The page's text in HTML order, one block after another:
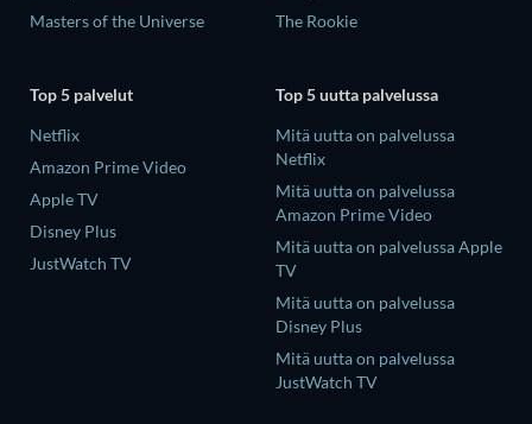
Masters of the Universe
The Rookie
Top 5 palvelut
Netflix
Amazon Prime Video
Apple TV
Disney Plus
JustWatch TV
Top 5 uutta palvelussa
Mitä uutta on palvelussa
Netflix
Mitä uutta on palvelussa
Amazon Prime Video
Mitä uutta on palvelussa Apple
TV
Mitä uutta on palvelussa
Disney Plus
Mitä uutta on palvelussa
JustWatch TV